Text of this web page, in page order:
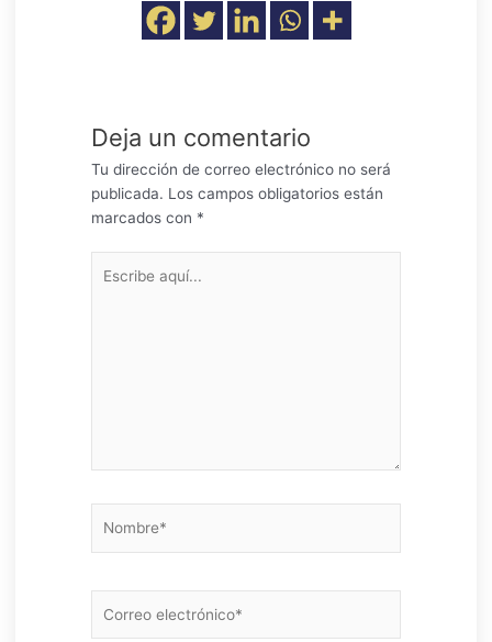
Deja un comentario
Tu dirección de correo electrónico no será
publicada. Los campos obligatorios están
marcados con *
aquí...
electrónico*